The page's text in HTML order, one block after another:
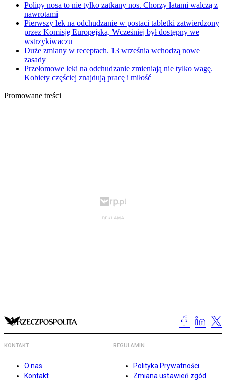
Polipy nosa to nie tylko zatkany nos. Chorzy latami walczą z
nawrotami
Pierwszy lek na odchudzanie w postaci tabletki zatwierdzony
przez Komisję Europejską. Wcześniej był dostępny we
wstrzykiwaczu
Duże zmiany w receptach. 13 września wchodzą nowe
zasady
Przełomowe leki na odchudzanie zmieniają nie tylko wagę.
Kobiety częściej znajdują pracę i miłość
Promowane treści
KONTAKT
O nas
Kontakt
REGULAMIN
Polityka Prywatności
Zmiana ustawień zgód